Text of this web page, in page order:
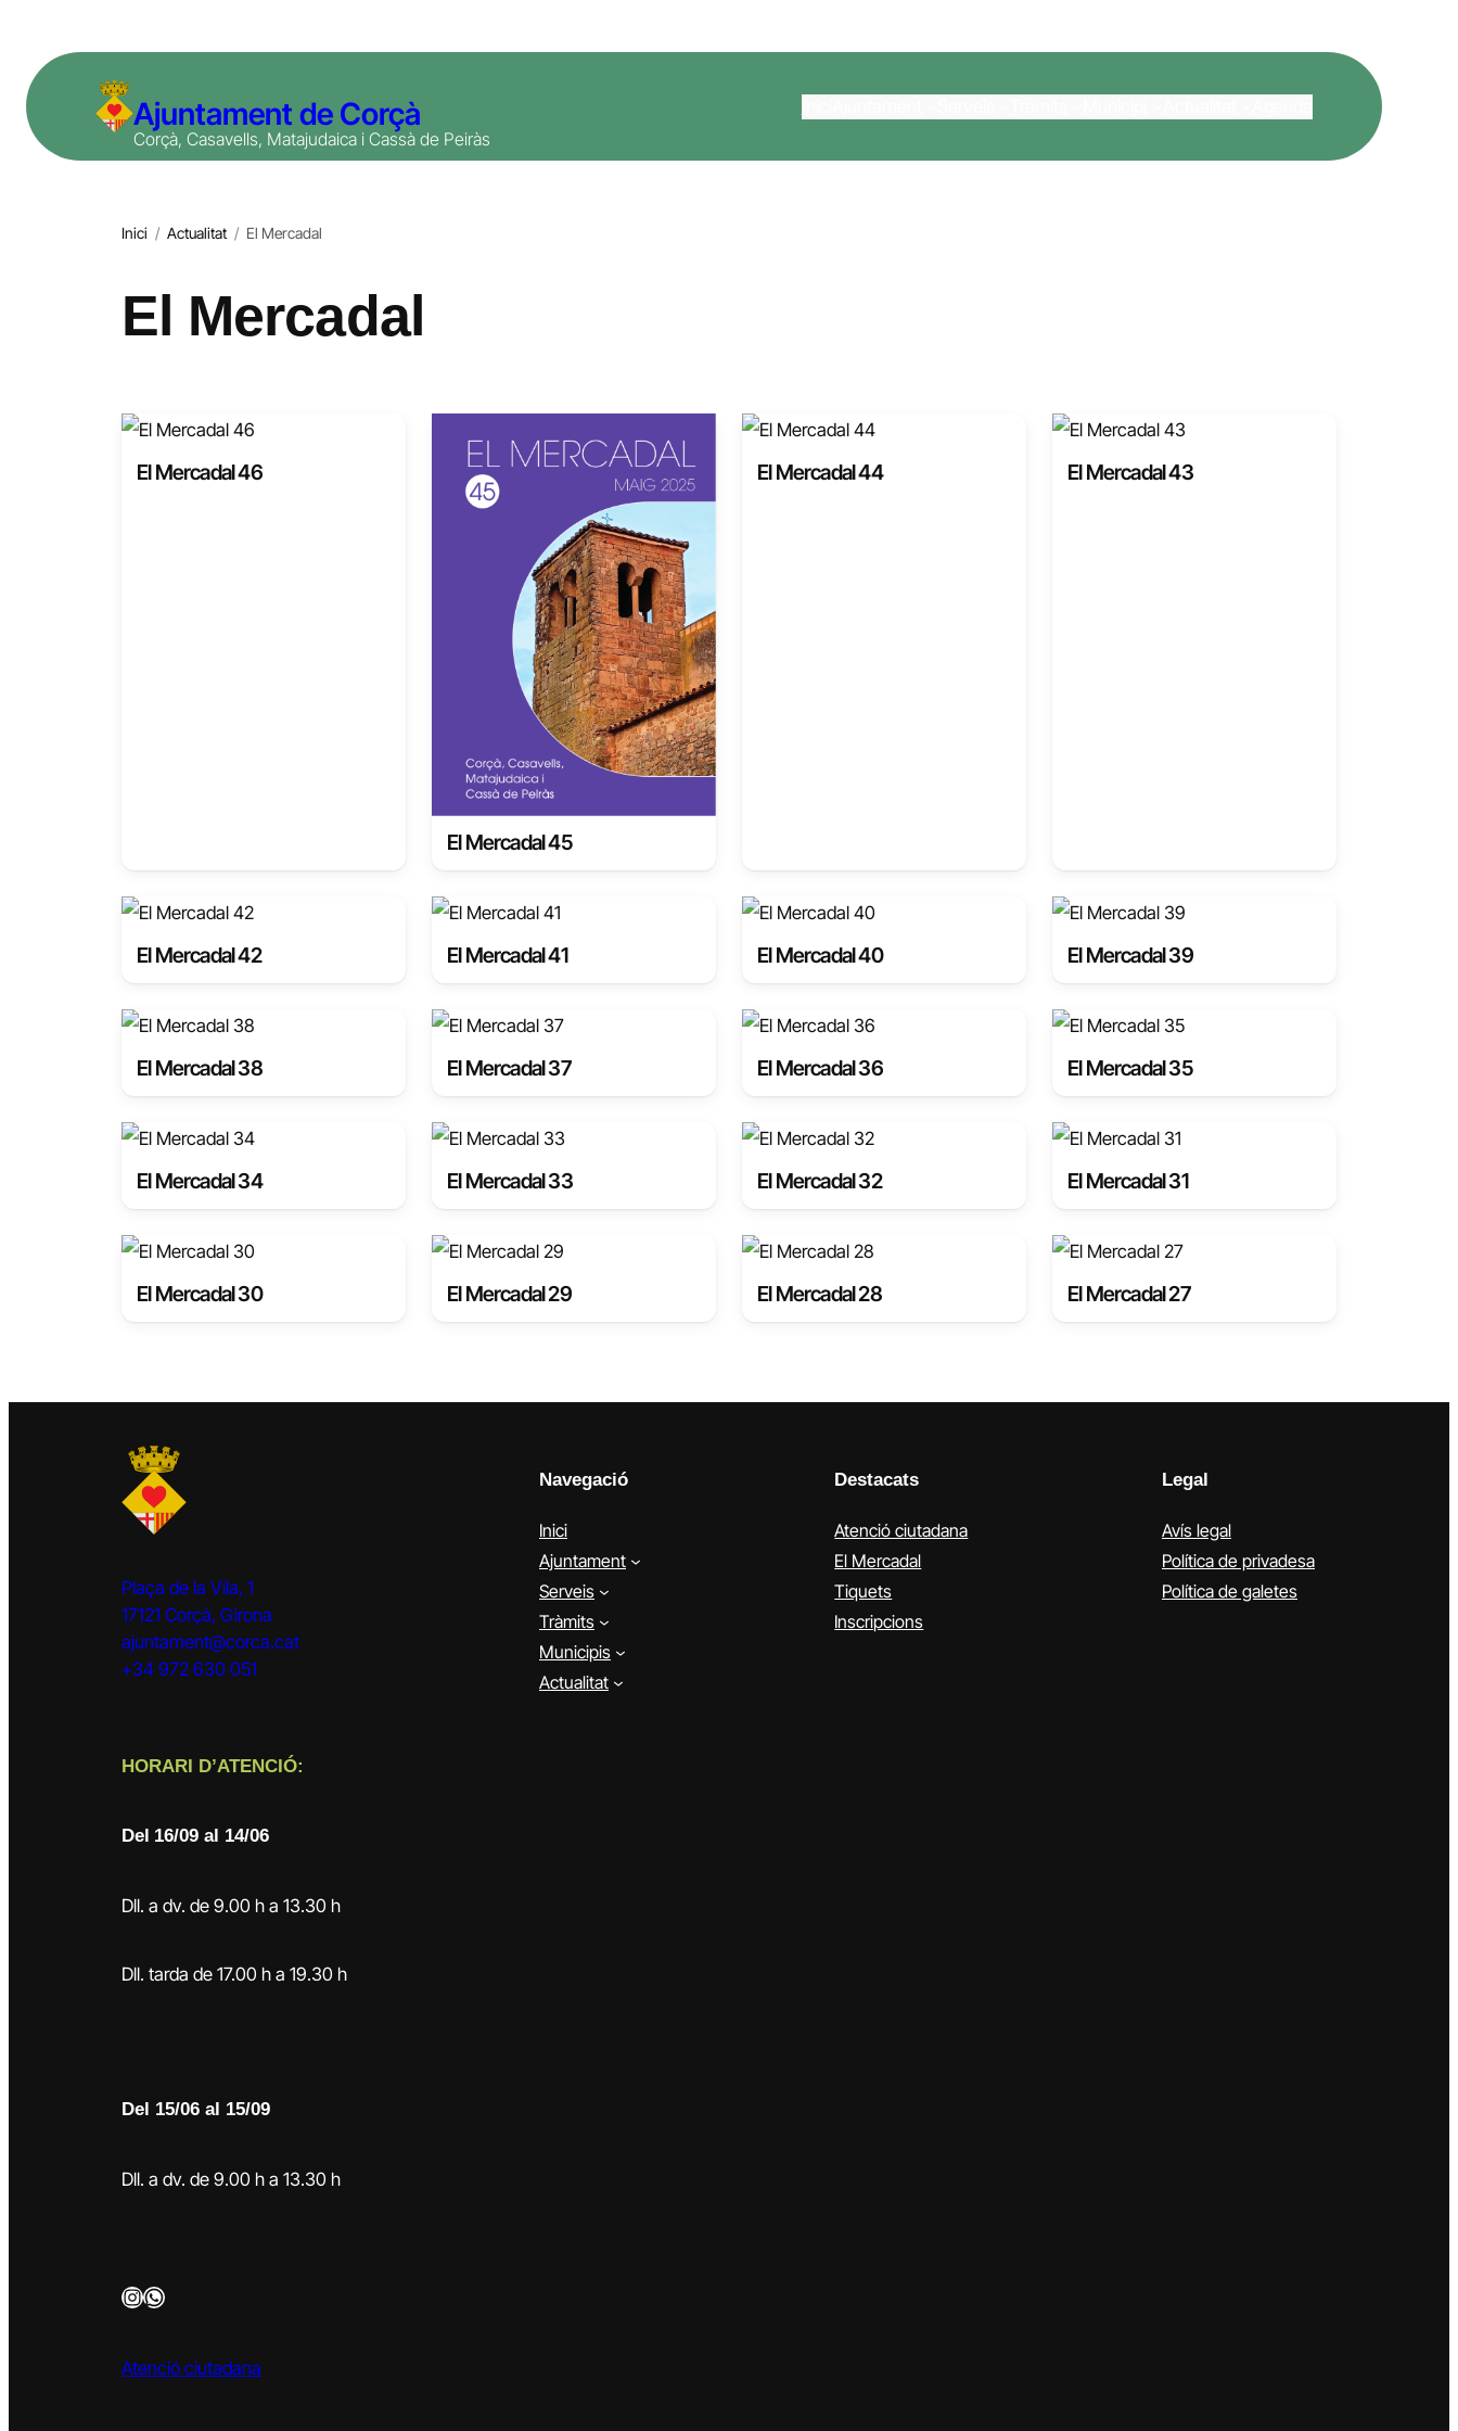
contingut
Ajuntament de Corçà
Corçà, Casavells, Matajudaica i Cassà de Peiràs
Inici / Actualitat / El Mercadal
El Mercadal
El Mercadal 46
El Mercadal 45
El Mercadal 44 El Mercadal 43
El Mercadal 42 El Mercadal 41 El Mercadal 40 El Mercadal 39
El Mercadal 38 El Mercadal 37 El Mercadal 36 El Mercadal 35
El Mercadal 34 El Mercadal 33 El Mercadal 32 El Mercadal 31
El Mercadal 30 El Mercadal 29 El Mercadal 28 El Mercadal 27
Plaça de la Vila, 1
17121 Corçà, Girona
ajuntament@corca.cat
+34 972 630 051
HORARI D’ATENCIÓ:
Del 16/09 al 14/06
Dll. a dv. de 9.00 h a 13.30 h
Dll. tarda de 17.00 h a 19.30 h
Del 15/06 al 15/09
Dll. a dv. de 9.00 h a 13.30 h
InstagramWhatsApp
Atenció ciutadana
Navegació
Inici
Ajuntament
Serveis
Tràmits
Municipis
Actualitat
Destacats
Atenció ciutadana
El Mercadal
Tiquets
Inscripcions
Legal
Avís legal
Política de privadesa
Política de galetes